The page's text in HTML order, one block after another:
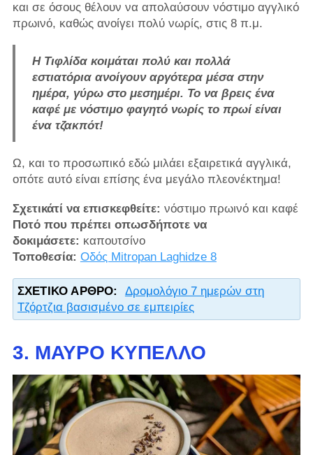
και σε όσους θέλουν να απολαύσουν νόστιμο αγγλικό
πρωινό, καθώς ανοίγει πολύ νωρίς, στις 8 π.μ.
Η Τιφλίδα κοιμάται πολύ και πολλά
εστιατόρια ανοίγουν αργότερα μέσα στην
ημέρα, γύρω στο μεσημέρι. Το να βρεις ένα
καφέ με νόστιμο φαγητό νωρίς το πρωί είναι
ένα τζακπότ!
Ω, και το προσωπικό εδώ μιλάει εξαιρετικά αγγλικά,
οπότε αυτό είναι επίσης ένα μεγάλο πλεονέκτημα!
Σχετικάτί να επισκεφθείτε: νόστιμο πρωινό και καφέ
Ποτό που πρέπει οπωσδήποτε να
δοκιμάσετε: καπουτσίνο
Τοποθεσία: Οδός Mitropan Laghidze 8
ΣΧΕΤΙΚΌ ΆΡΘΡΟ:
Δρομολόγιο 7 ημερών στη
Τζόρτζια βασισμένο σε εμπειρίες
3. ΜΑΎΡΟ ΚΎΠΕΛΛΟ